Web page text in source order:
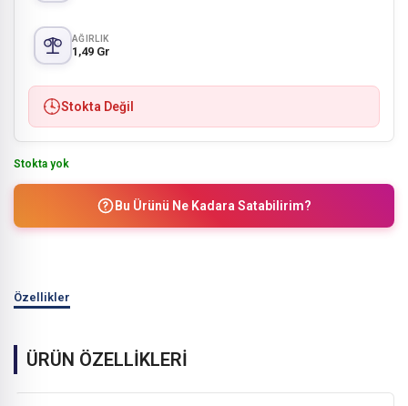
AĞIRLIK
1,49 Gr
Stokta Değil
Stokta yok
Bu Ürünü Ne Kadara Satabilirim?
Özellikler
ÜRÜN ÖZELLİKLERİ